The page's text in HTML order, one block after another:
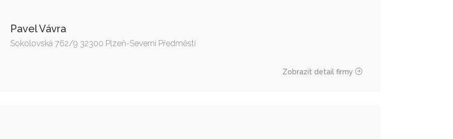
Pavel Vávra
Sokolovská 762/9 32300 Plzeň-Severní Předměstí
Zobrazit detail firmy